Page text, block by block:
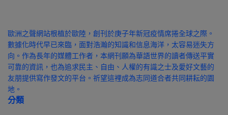
歐洲之聲網站根植於歐陸，創刊於庚子年新冠疫情席捲全球之際。
數據化時代早已來臨，面對浩瀚的知識和信息海洋，太容易迷失方
向。作為長年的媒體工作者，本網刊願為華語世界的讀者傳送平實
可靠的資訊，也為追求民主、自由、人權的有識之士及愛好文藝的
友朋提供寫作發文的平台。祈望這裡成為志同道合者共同耕耘的園
地。
分類